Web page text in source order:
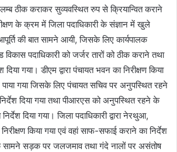
ठीक कराकर सुव्यवस्थित रुप से क्रियान्वित कराने
के क्रम में जिला पदाधिकारी के संज्ञान में खुले
की बात सामने आयी, जिसके लिए कार्यपालक
पदाधिकारी को जर्जर तारों को ठीक कराने तथा
गया। डीएम द्वारा पंचायत भवन का निरीक्षण किया
गया जिसके लिए पंचायत सचिव पर अनुपस्थित रहने
दिया गया तथा पीआरएस को अनुपस्थित रहने के
दिया गया। जिला पदाधिकारी द्वारा नेरथुआ,
किया गया एवं वहां साफ-सफाई कराने का निर्देश
के सामने सड़क पर जलजमाव तथा गंदे नालों पर असंतोष